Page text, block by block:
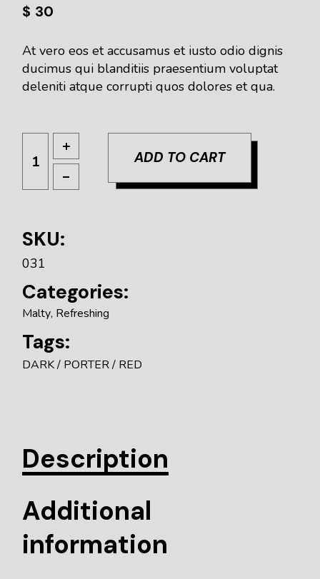
$ 30
At vero eos et accusamus et iusto odio dignis
ducimus qui blanditiis praesentium voluptat
deleniti atque corrupti quos dolores et qua.
ADD TO CART
SKU:
031
Categories:
Malty, Refreshing
Tags:
DARK PORTER RED
Description
Additional
information